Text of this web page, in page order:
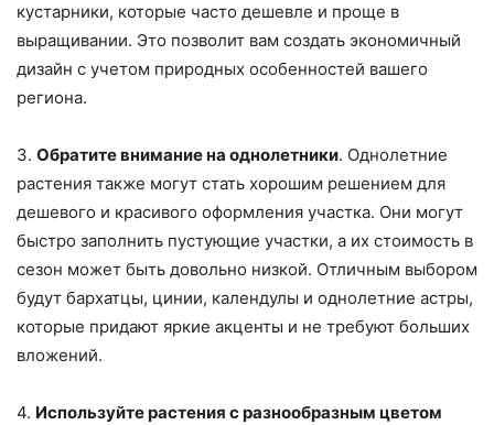
кустарники, которые часто дешевле и проще в
выращивании. Это позволит вам создать экономичный
дизайн с учетом природных особенностей вашего
региона.
3. Обратите внимание на однолетники. Однолетние
растения также могут стать хорошим решением для
дешевого и красивого оформления участка. Они могут
быстро заполнить пустующие участки, а их стоимость в
сезон может быть довольно низкой. Отличным выбором
будут бархатцы, цинии, календулы и однолетние астры,
которые придают яркие акценты и не требуют больших
вложений.
4. Используйте растения с разнообразным цветом